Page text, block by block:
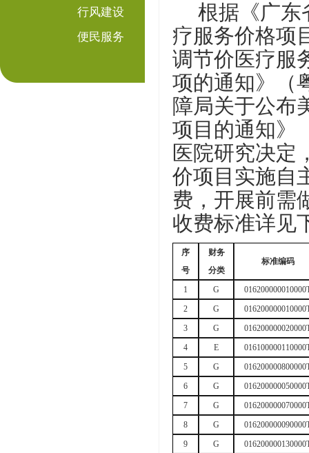
行风建设
便民服务
根据《广东
疗服务价格项
调节价医疗服
项的通知》（
障局关于公布
项目的通知》
医院研究决定
价项目 实施自
费，开展前需
收费标准详 见
序
号
财务
分类
标准编码
1 G
2
G
3
G
4
E
5
G
6
G
7
G
8
G
9
G